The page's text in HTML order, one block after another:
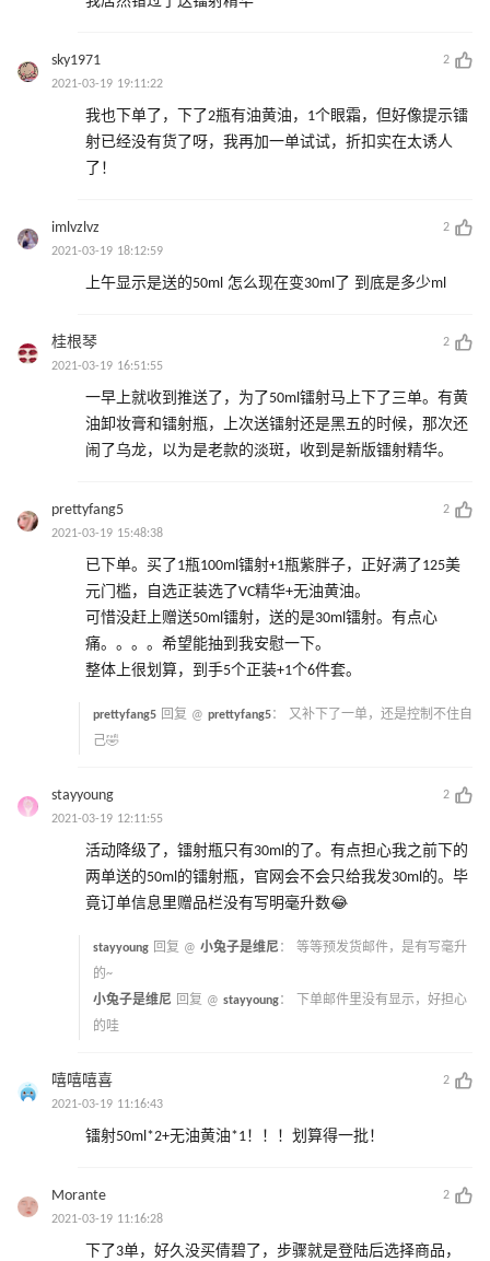
sky1971
2
2021-03-19 19:11:22
我也下单了，下了2瓶有油黄油，1个眼霜，但好像提示镭
射已经没有货了呀，我再加一单试试，折扣实在太诱人
了！
imlvzlvz
2
2021-03-19 18:12:59
上午显示是送的50ml 怎么现在变30ml了 到底是多少ml
桂根琴
2
2021-03-19 16:51:55
一早上就收到推送了，为了50ml镭射马上下了三单。有黄
油卸妆膏和镭射瓶，上次送镭射还是黑五的时候，那次还
闹了乌龙，以为是老款的淡斑，收到是新版镭射精华。
prettyfang5
2
2021-03-19 15:48:38
已下单。买了1瓶100ml镭射+1瓶紫胖子，正好满了125美
元门槛，自选正装选了VC精华+无油黄油。
可惜没赶上赠送50ml镭射，送的是30ml镭射。有点心
痛。。。。希望能抽到我安慰一下。
整体上很划算，到手5个正装+1个6件套。
prettyfang5 回复 @ prettyfang5： 又补下了一单，还是控制不住自
己🤣
stayyoung
2
2021-03-19 12:11:55
活动降级了，镭射瓶只有30ml的了。有点担心我之前下的
两单送的50ml的镭射瓶，官网会不会只给我发30ml的。毕
竟订单信息里赠品栏没有写明毫升数😂
stayyoung 回复 @ 小兔子是维尼 ： 等等预发货邮件，是有写毫升
的~
小兔子是维尼 回复 @ stayyoung：
下单邮件里没有显示，好担心
的哇
嘻嘻嘻喜
2
2021-03-19 11:16:43
镭射50ml*2+无油黄油*1！！！划算得一批！
Morante
2
2021-03-19 11:16:28
下了3单，好久没买倩碧了，步骤就是登陆后选择商品，